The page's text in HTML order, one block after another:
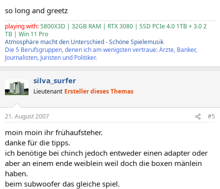
so long and greetz
playing with:5800X3D | 32GB RAM | RTX 3080 | SSD PCIe 4.0 1TB + 3.0 2
TB | Win 11 Pro
Atmosphäre macht den Unterschied - Schöne Spielemusik
Die 5 Berufsgruppen, denen ich am wenigsten vertraue: Ärzte, Banker,
Journalisten, Juristen und Politiker.
silva_surfer
Lieutenant Ersteller dieses Themas
21. August 2007 #5
moin moin ihr frühaufsteher.
danke für die tipps.
ich benötige bei chinch jedoch entweder einen adapter oder
aber an einem ende weiblein weil doch die boxen mänlein
haben.
beim subwoofer das gleiche spiel.